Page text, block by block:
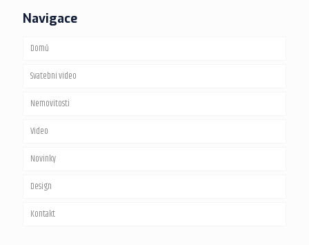
Navigace
Domů
Svatební video
Nemovitosti
Fotografie
Videoprohlídky
Virtuální prohlídky
Virtual staging
Video
Maturitní video
Videoprohlídky nemovitostí
360 video spin
Novinky
Design
Webové stránky
Kontakt